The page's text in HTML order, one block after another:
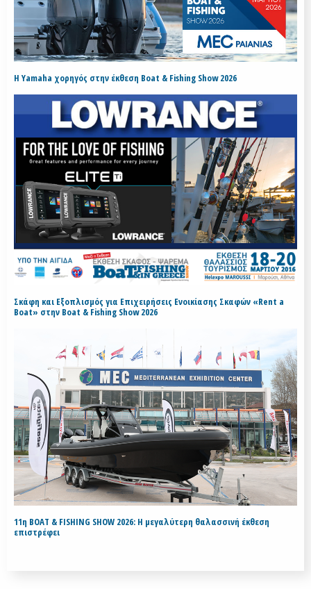
H Yamaha χορηγός στην έκθεση Boat & Fishing Show 2026
Σκάφη και Εξοπλισμός για Επιχειρήσεις Ενοικίασης Σκαφών «Rent a
Boat» στην Boat & Fishing Show 2026
11η BOAT & FISHING SHOW 2026: Η μεγαλύτερη θαλασσινή έκθεση
επιστρέφει